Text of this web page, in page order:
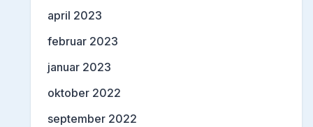
april 2023
februar 2023
januar 2023
oktober 2022
september 2022